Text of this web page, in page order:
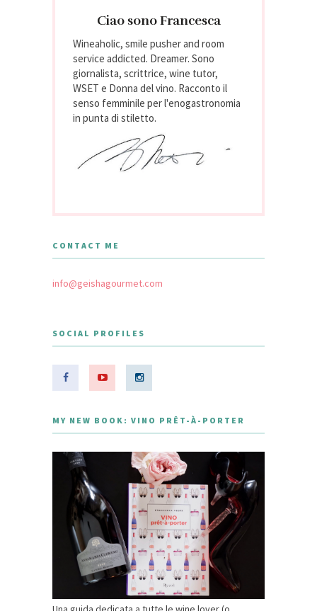
Ciao sono Francesca
Wineaholic, smile pusher and room
service addicted. Dreamer. Sono
giornalista, scrittrice, wine tutor,
WSET e Donna del vino. Racconto il
senso femminile per l'enogastronomia
in punta di stiletto.
CONTACT ME
info@geishagourmet.com
SOCIAL PROFILES
MY NEW BOOK: VINO PRÊT-À-PORTER